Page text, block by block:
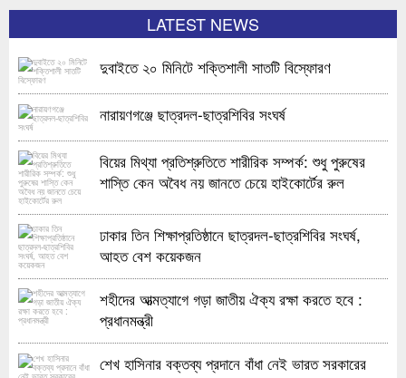
LATEST NEWS
দুবাইতে ২০ মিনিটে শক্তিশালী সাতটি বিস্ফোরণ
নারায়ণগঞ্জে ছাত্রদল-ছাত্রশিবির সংঘর্ষ
বিয়ের মিথ্যা প্রতিশ্রুতিতে শারীরিক সম্পর্ক: শুধু পুরুষের
শাস্তি কেন অবৈধ নয় জানতে চেয়ে হাইকোর্টের রুল
ঢাকার তিন শিক্ষাপ্রতিষ্ঠানে ছাত্রদল-ছাত্রশিবির সংঘর্ষ,
আহত বেশ কয়েকজন
শহীদের আত্মত্যাগে গড়া জাতীয় ঐক্য রক্ষা করতে হবে :
প্রধানমন্ত্রী
শেখ হাসিনার বক্তব্য প্রদানে বাঁধা নেই ভারত সরকারের